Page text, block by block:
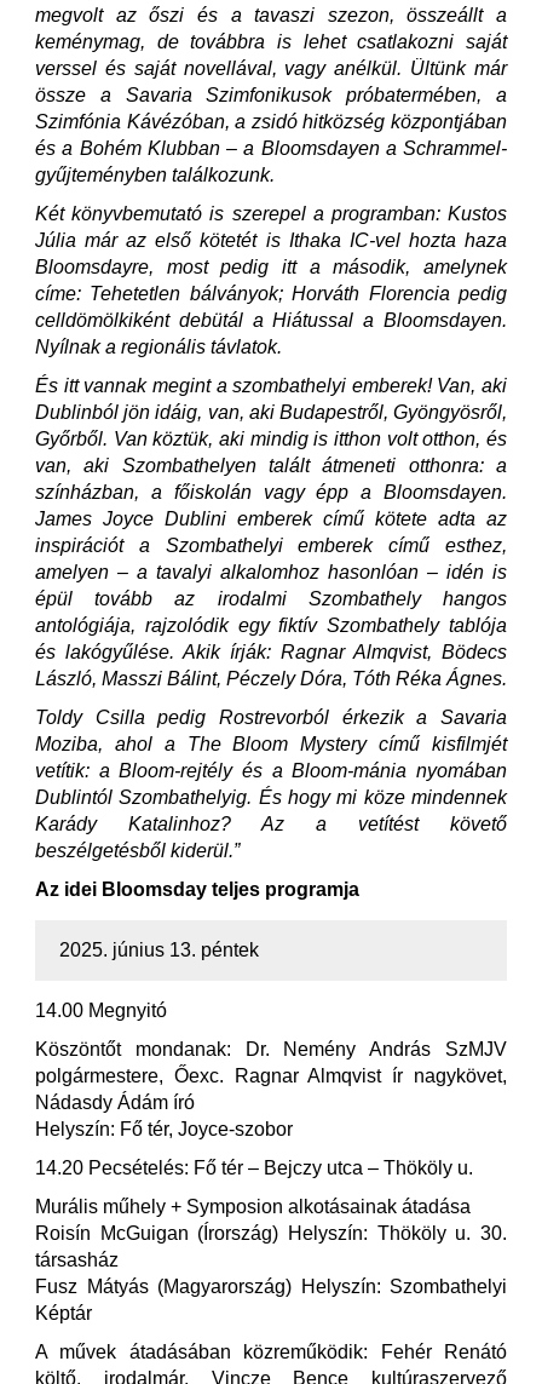
megvolt az őszi és a tavaszi szezon, összeállt a
keménymag, de továbbra is lehet csatlakozni saját
verssel és saját novellával, vagy anélkül. Ültünk már
össze a Savaria Szimfonikusok próbatermében, a
Szimfónia Kávézóban, a zsidó hitközség központjában
és a Bohém Klubban – a Bloomsdayen a Schrammel-
gyűjteményben találkozunk.
Két könyvbemutató is szerepel a programban: Kustos
Júlia már az első kötetét is Ithaka IC-vel hozta haza
Bloomsdayre, most pedig itt a második, amelynek
címe: Tehetetlen bálványok; Horváth Florencia pedig
celldömölkiként debütál a Hiátussal a Bloomsdayen.
Nyílnak a regionális távlatok.
És itt vannak megint a szombathelyi emberek! Van, aki
Dublinból jön idáig, van, aki Budapestről, Gyöngyösről,
Győrből. Van köztük, aki mindig is itthon volt otthon, és
van, aki Szombathelyen talált átmeneti otthonra: a
színházban, a főiskolán vagy épp a Bloomsdayen.
James Joyce Dublini emberek című kötete adta az
inspirációt a Szombathelyi emberek című esthez,
amelyen – a tavalyi alkalomhoz hasonlóan – idén is
épül tovább az irodalmi Szombathely hangos
antológiája, rajzolódik egy fiktív Szombathely tablója
és lakógyűlése. Akik írják: Ragnar Almqvist, Bödecs
László, Masszi Bálint, Péczely Dóra, Tóth Réka Ágnes.
Toldy Csilla pedig Rostrevorból érkezik a Savaria
Moziba, ahol a The Bloom Mystery című kisfilmjét
vetítik: a Bloom-rejtély és a Bloom-mánia nyomában
Dublintól Szombathelyig. És hogy mi köze mindennek
Karády Katalinhoz? Az a vetítést követő
beszélgetésből kiderül.”
Az idei Bloomsday teljes programja
2025. június 13. péntek
14.00 Megnyitó
Köszöntőt mondanak: Dr. Nemény András SzMJV
polgármestere, Őexc. Ragnar Almqvist ír nagykövet,
Nádasdy Ádám író
Helyszín: Fő tér, Joyce-szobor
14.20 Pecsételés: Fő tér – Bejczy utca – Thököly u.
Murális műhely + Symposion alkotásainak átadása
Roisín McGuigan (Írország) Helyszín: Thököly u. 30.
társasház
Fusz Mátyás (Magyarország) Helyszín: Szombathelyi
Képtár
A művek átadásában közreműködik: Fehér Renátó
költő, irodalmár, Vincze Bence kultúraszervező